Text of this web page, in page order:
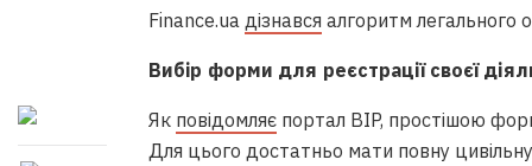
Finance.ua дізнався алгоритм легального
Вибір форми для реєстрації своєї
Як повідомляє портал BIP, простішою
Для цього достатньо мати повну